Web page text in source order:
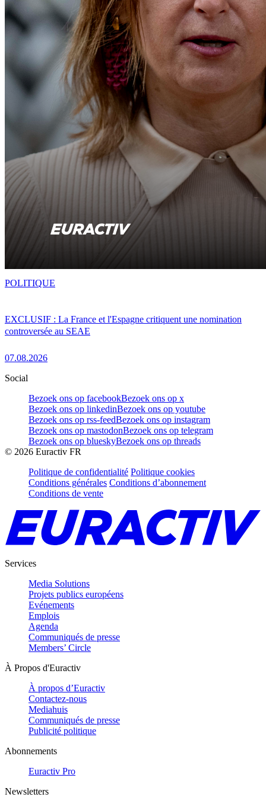
EXCLUSIF : La France et l'Espagne critiquent une nomination
controversée au SEAE
07.08.2026
POLITIQUE
Social
Bezoek ons op facebookBezoek ons op x
Bezoek ons op linkedinBezoek ons op youtube
Bezoek ons op rss-feedBezoek ons op instagram
Bezoek ons op mastodonBezoek ons op telegram
Bezoek ons op blueskyBezoek ons op threads
© 2026 Euractiv FR
Politique de confidentialité Politique cookies
Conditions générales Conditions d’abonnement
Conditions de vente
Services
Media Solutions
Projets publics européens
Evénements
Emplois
Agenda
Communiqués de presse
Members’ Circle
À Propos d'Euractiv
À propos d’Euractiv
Contactez-nous
Mediahuis
Communiqués de presse
Publicité politique
Abonnements
Euractiv Pro
Newsletters